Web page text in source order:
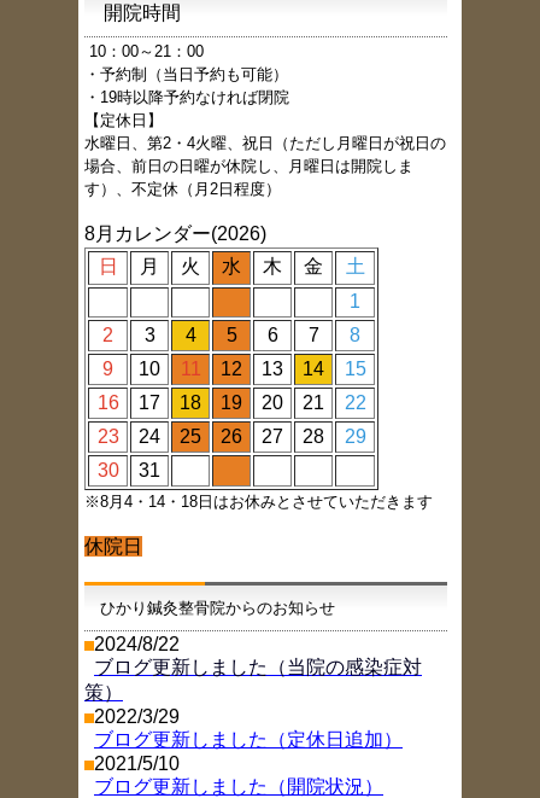
開院時間
10：00～21：00
・予約制（当日予約も可能）
・19時以降予約なければ閉院
【定休日】
水曜日、第2・4火曜、祝日（ただし月曜日が祝日の
場合、前日の日曜が休院し、月曜日は開院しま
す）、不定休（月2日程度）
8月カレンダー(2026)
日
月 火 水 木 金
土
1
2
3 4 5 6 7
8
9
10 11 12 13 14
15
16
17 18 19 20 21
22
23
24 25 26 27 28
29
30
31
※8月4・14・18日はお休みとさせていただきます
休院日
ひかり鍼灸整骨院からのお知らせ
2024/8/22
ブログ更新しました（当院の感染症対
策）
2022/3/29
ブログ更新しました（定休日追加）
2021/5/10
ブログ更新しました（開院状況）